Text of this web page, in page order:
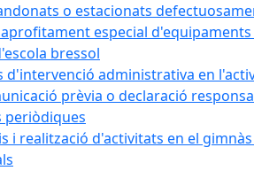
o estacionats
especial
bressol
d'intervenció administrativa en
prèvia o declaració
periòdiques
i realització d'activitats en el